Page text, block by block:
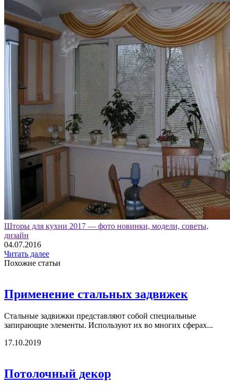
Шторы для кухни 2017 — фото новинки, модели, советы,
дизайн
04.07.2016
Читать далее
Похожие статьи
Применение стальных задвижек
Стальные задвижки представляют собой специальные
запирающие элементы. Используют их во многих сферах...
17.10.2019
Потолочный декор